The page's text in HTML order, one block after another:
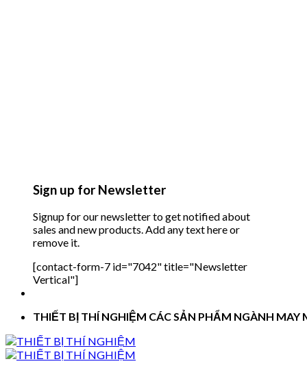
Sign up for Newsletter
Signup for our newsletter to get notified about
sales and new products. Add any text here or
remove it.
[contact-form-7 id="7042" title="Newsletter
Vertical"]
THIẾT BỊ THÍ NGHIỆM CÁC SẢN PHẨM NGÀNH MAY